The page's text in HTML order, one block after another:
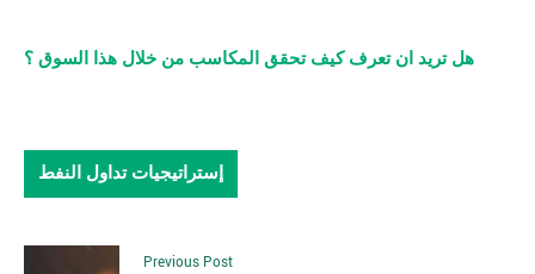
هل تريد ان تعرف كيف تحقق المكاسب من خلال هذا السوق ؟
إستراتيجيات تداول النفط
Previous Post